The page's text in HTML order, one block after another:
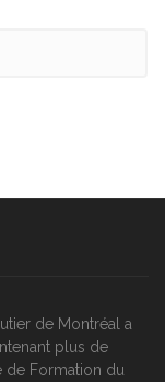
de Montréal a
plus de
de Formation du